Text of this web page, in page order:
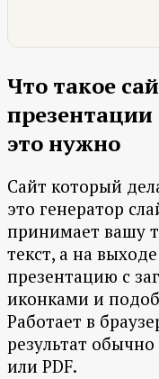
Что такое
презентации
это нужно
Сайт который
это генератор
принимает вашу
текст, а на
презентацию с
иконками и
Работает в
результат
или PDF.